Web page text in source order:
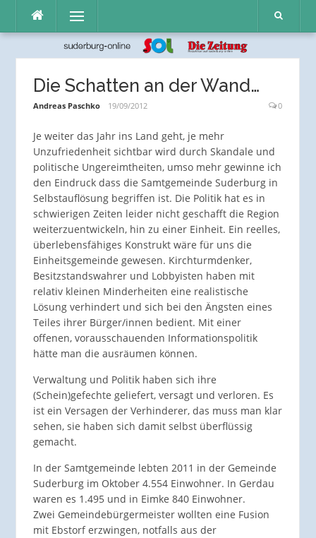
Inhalt
Menü
Die Schatten an der Wand…
Andreas Paschko 19/09/2012 0
Je weiter das Jahr ins Land geht, je mehr
Unzufriedenheit sichtbar wird durch Skandale und
politische Ungereimtheiten, umso mehr gewinne ich
den Eindruck dass die Samtgemeinde Suderburg in
Selbstauflösung begriffen ist. Die Politik hat es in
schwierigen Zeiten leider nicht geschafft die Region
weiterzuentwickeln, hin zu einer Einheit. Ein reelles,
überlebensfähiges Konstrukt wäre für uns die
Einheitsgemeinde gewesen. Kirchturmdenker,
Besitzstandswahrer und Lobbyisten haben mit
relativ kleinen Minderheiten eine realistische
Lösung verhindert und sich bei den Ängsten eines
Teiles ihrer Bürger/innen bedient. Mit einer
offenen, vorausschauenden Informationspolitik
hätte man die ausräumen können.
Verwaltung und Politik haben sich ihre
(Schein)gefechte geliefert, versagt und verloren. Es
ist ein Versagen der Verhinderer, das muss man klar
sehen, sie haben sich damit selbst überflüssig
gemacht.
In der Samtgemeinde lebten 2011 in der Gemeinde
Suderburg im Oktober 4.554 Einwohner. In Gerdau
waren es 1.495 und in Eimke 840 Einwohner.
Zwei Gemeindebürgermeister wollten eine Fusion
mit Ebstorf erzwingen, notfalls aus der